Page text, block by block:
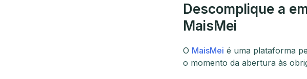
Descomplique a
MaisMei
O MaisMei é uma plataforma
o momento da abertura às